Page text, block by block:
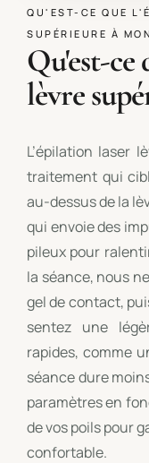
QU'EST-CE QUE
SUPÉRIEURE À
Qu'est-ce
lèvre
L’épilation laser
traitement qui
au-dessus de la
qui envoie des
pileux pour
la séance, nous
gel de contact,
sentez une
rapides, comme
séance dure
paramètres en
de vos poils pour
confortable.